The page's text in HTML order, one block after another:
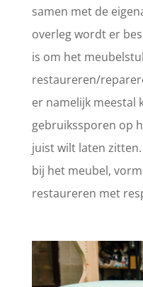
samen met de
overleg wordt er
is om het
restaureren/
er namelijk meestal
gebruikssporen op
juist wilt laten
bij het meubel,
restaureren met